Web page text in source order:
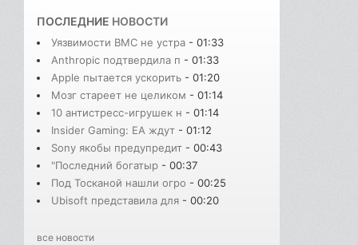
ПОСЛЕДНИЕ НОВОСТИ
Уязвимости BMC не устра - 01:33
Anthropic подтвердила п - 01:33
Apple пытается ускорить - 01:20
Мозг стареет не целиком - 01:14
10 антистресс-игрушек н - 01:14
Insider Gaming: EA ждут - 01:12
Sony якобы предупредит - 00:43
"Последний богатыр - 00:37
Под Тосканой нашли огро - 00:25
Ubisoft представила для - 00:20
все новости